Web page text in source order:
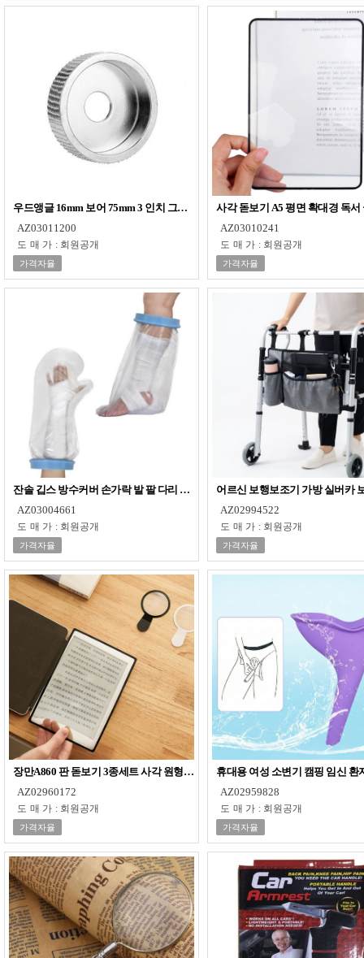
우드앵글 16mm 보어 75mm 3 인치 그라인딩 휠 실버
AZ03011200
도매가 : 회원공개
가격자율
사각 돋보기 A5 평면 확대경 독서
AZ03010241
도매가 : 회원공개
가격자율
잔솔 깁스 방수커버 손가락 발 팔 다리 샤워캡 기브스
AZ03004661
도매가 : 회원공개
가격자율
어르신 보행보조기 가방 실버카
AZ02994522
도매가 : 회원공개
가격자율
장만A860 판 돋보기 3종세트 사각 원형 확대경 PVC 평면돋보기
AZ02960172
도매가 : 회원공개
가격자율
휴대용 여성 소변기 캠핑 임신
AZ02959828
도매가 : 회원공개
가격자율